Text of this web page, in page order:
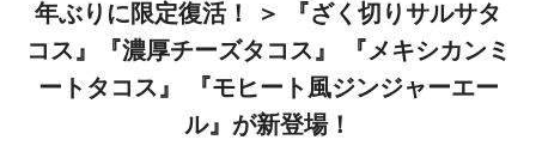
年ぶりに限定復活！ ＞ 『ざく切りサルサタ
コス』『濃厚チーズタコス』 『メキシカンミ
ートタコス』 『モヒート風ジンジャーエー
ル』が新登場！